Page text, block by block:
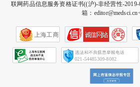
联网药品信息服务资格证书((沪)-非经营性-2019-
箱：
上海工商
021-54485309-8082